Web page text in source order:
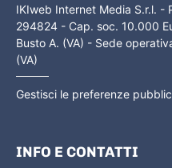
IKIweb Internet Media S.r.l. -
294824 - Cap. soc. 10.000
Busto A. (VA) - Sede
(VA)
Gestisci le preferenze
INFO E CONTATTI